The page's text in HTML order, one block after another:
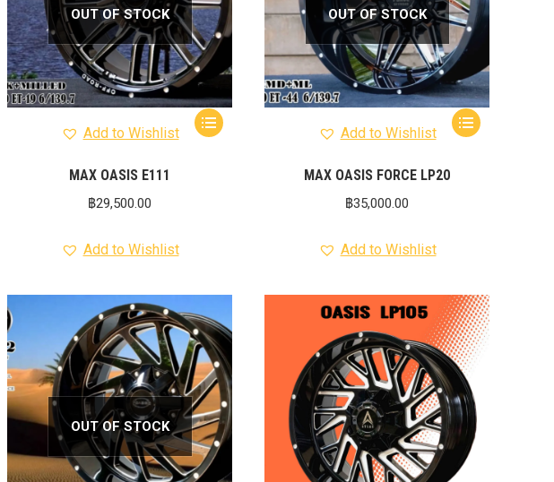
OUT OF STOCK
Add to Wishlist
MAX OASIS E111
฿29,500.00
Add to Wishlist
OUT OF STOCK
Add to Wishlist
MAX OASIS FORCE LP20
฿35,000.00
Add to Wishlist
OUT OF STOCK